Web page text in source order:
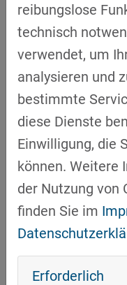
sind. Gleichzeitig
Markteintritt
sich bringt,
Zertifizierungen
der
Ein weiterer
konkreten
großer
herausgestellt,
Expertise auch
Partnerschaften
reibungslose
technisch
verwendet, um
analysieren und
bestimmte
diese Dienste
Einwilligung, die
können. Weitere
der Nutzung von
finden Sie im
Erforderlich